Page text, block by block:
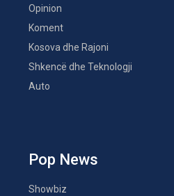
Opinion
Koment
Kosova dhe Rajoni
Shkencë dhe Teknologji
Auto
Pop News
Showbiz